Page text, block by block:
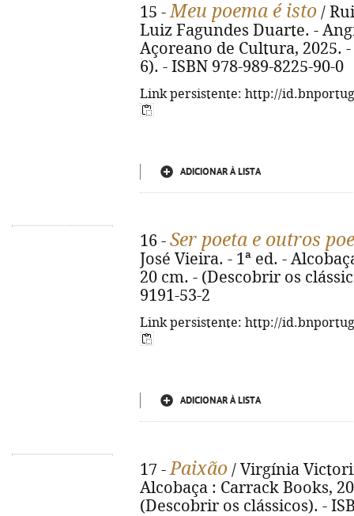
15 -Meu poema é isto /
Luiz Fagundes Duarte. -
Açoreano de Cultura, 2025.
6). - ISBN 978-989-8225-90-0
Link persistente: http://
ADICIONAR À LISTA
16 - Ser poeta e outros
José Vieira. - 1ª ed. -
20 cm. - (Descobrir os
9191-53-2
Link persistente: http://
ADICIONAR À LISTA
17 -Paixão / Virgínia
Alcobaça : Carrack Books,
(Descobrir os clássicos). -